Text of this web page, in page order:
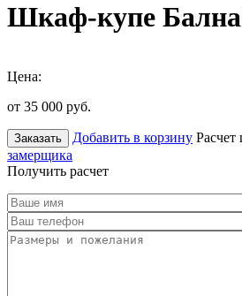
Шкаф-купе
Цена:
от 35 000 руб.
Заказать Добавить в корзину Расчет
замерщика
Получить расчет